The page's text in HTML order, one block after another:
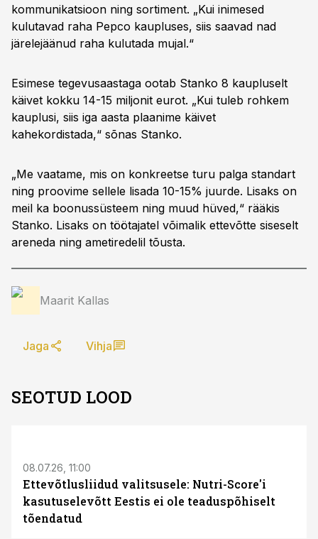
kommunikatsioon ning sortiment. „Kui inimesed
kulutavad raha Pepco kaupluses, siis saavad nad
järelejäänud raha kulutada mujal.“
Esimese tegevusaastaga ootab Stanko 8 kaupluselt
käivet kokku 14-15 miljonit eurot. „Kui tuleb rohkem
kauplusi, siis iga aasta plaanime käivet
kahekordistada,“ sõnas Stanko.
„Me vaatame, mis on konkreetse turu palga standart
ning proovime sellele lisada 10-15% juurde. Lisaks on
meil ka boonussüsteem ning muud hüved,“ rääkis
Stanko. Lisaks on töötajatel võimalik ettevõtte siseselt
areneda ning ametiredelil tõusta.
Maarit Kallas
Jaga Vihja
SEOTUD LOOD
08.07.26, 11:00
Ettevõtlusliidud valitsusele: Nutri-Score'i
kasutuselevõtt Eestis ei ole teaduspõhiselt
tõendatud